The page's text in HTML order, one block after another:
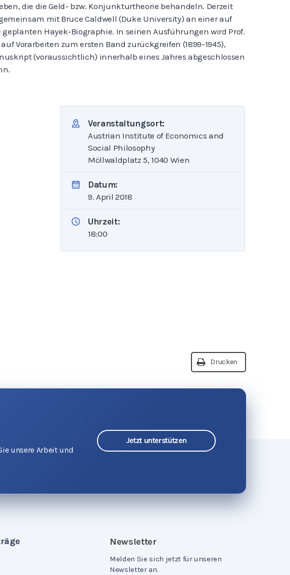
die die Geld- bzw. Konjunkturtheorie behandeln. Derzeit
mit Bruce Caldwell (Duke University) an einer auf
geplanten Hayek-Biographie. In seinen Ausführungen wird Prof.
Vorarbeiten zum ersten Band zurückgreifen (1899-1945),
(voraussichtlich) innerhalb eines Jahres abgeschlossen
Veranstaltungsort:
Austrian Institute of Economics and
Social Philosophy
Möllwaldplatz 5, 1040 Wien
Datum:
9. April 2018
Uhrzeit:
18:00
Drucken
unsere Arbeit und
Jetzt unterstützen
Newsletter
Melden Sie sich jetzt für unseren
Newsletter an.